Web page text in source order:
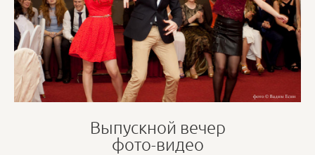
Выпускной вечер
фото-видео